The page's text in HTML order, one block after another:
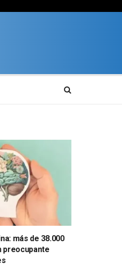
más de 38.000
preocupante